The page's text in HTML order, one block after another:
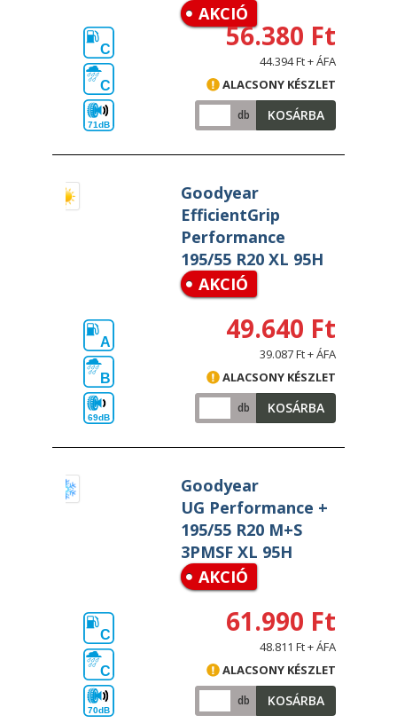
AKCIÓ
C
C
71dB
56.380 Ft
44.394 Ft + ÁFA
ALACSONY KÉSZLET
db KOSÁRBA
Goodyear
EfficientGrip
Performance
195/55 R20 XL 95H
AKCIÓ
A
B
69dB
49.640 Ft
39.087 Ft + ÁFA
ALACSONY KÉSZLET
db KOSÁRBA
Goodyear
UG Performance +
195/55 R20 M+S
3PMSF XL 95H
AKCIÓ
C
C
70dB
61.990 Ft
48.811 Ft + ÁFA
ALACSONY KÉSZLET
db KOSÁRBA